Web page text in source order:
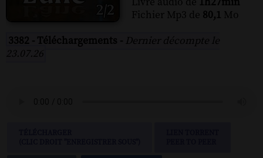
Fichier Mp3 de 80,1 Mo
3382 - Téléchargements - Dernier décompte le
23.07.26